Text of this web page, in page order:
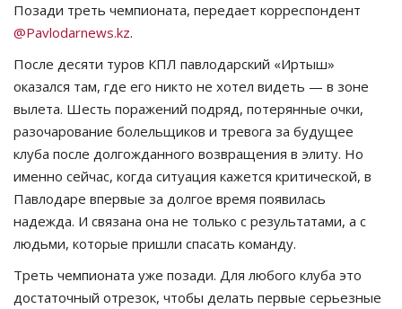
Курултай
Язык
Қазақша Русский
Позади треть чемпионата, передает корреспондент
@Pavlodarnews.kz.
После десяти туров КПЛ павлодарский «Иртыш»
оказался там, где его никто не хотел видеть — в зоне
вылета. Шесть поражений подряд, потерянные очки,
разочарование болельщиков и тревога за будущее
клуба после долгожданного возвращения в элиту. Но
именно сейчас, когда ситуация кажется критической, в
Павлодаре впервые за долгое время появилась
надежда. И связана она не только с результатами, а с
людьми, которые пришли спасать команду.
Треть чемпионата уже позади. Для любого клуба это
достаточный отрезок, чтобы делать первые серьезные